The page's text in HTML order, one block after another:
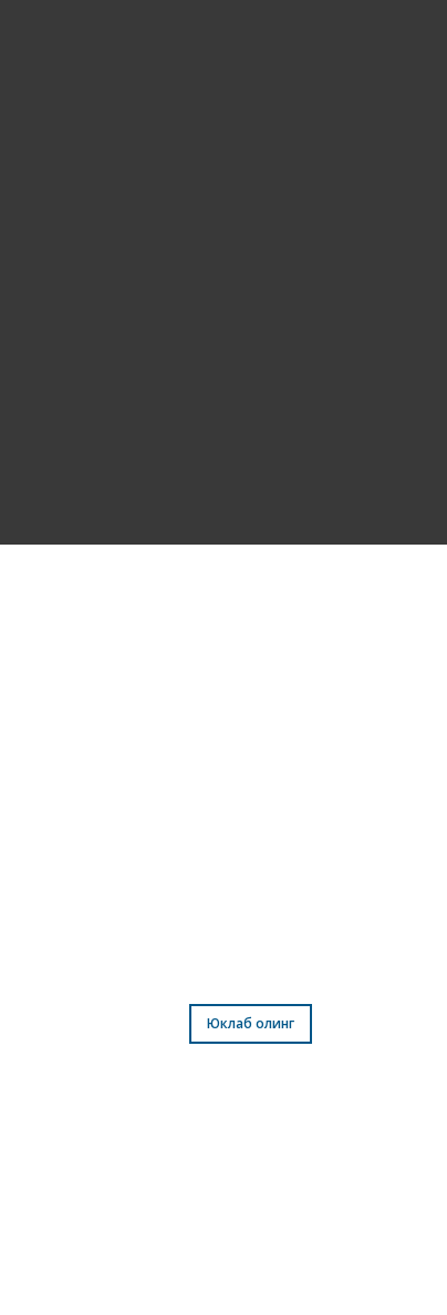
Таржималар
Юклаб олинг